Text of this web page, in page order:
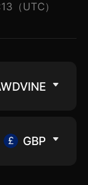
（UTC）
GBP